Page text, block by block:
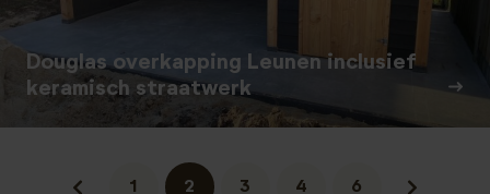
Douglas overkapping Leunen inclusief
keramisch straatwerk
1 2 3 4 6